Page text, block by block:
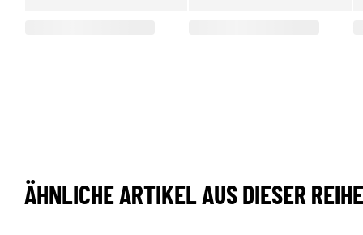
ÄHNLICHE ARTIKEL AUS DIESER REIHE